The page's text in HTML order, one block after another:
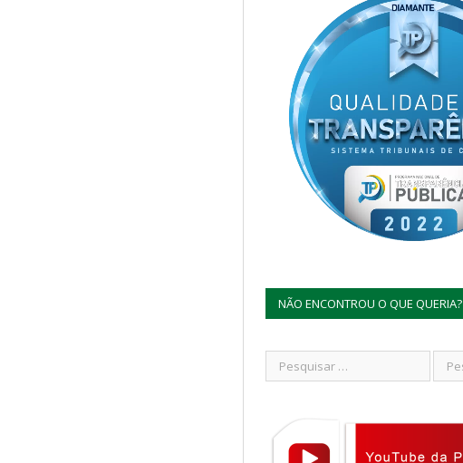
NÃO ENCONTROU O QUE QUERIA?